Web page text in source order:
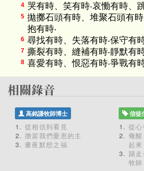
4 哭有時、笑有時‧哀慟有時、
5 拋擲石頭有時、堆聚石頭有
抱有時‧
6 尋找有時、失落有時‧保守有
7 撕裂有時、縫補有時‧靜默有
8 喜愛有時、恨惡有時‧爭戰有
高銘謙牧師博士
從相信到看見
擔當我們憂患的主
畫夜默想之福
信徒
從
儆
起
踢
牧師